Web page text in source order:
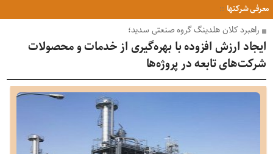
معرفی شرکتها
راهبرد کلان هلدینگ گروه صنعتی سدید؛
ایجاد ارزش افزوده با بهره‌گیری از خدمات و محصولات
شرکت‌های تابعه در پروژه‌ها